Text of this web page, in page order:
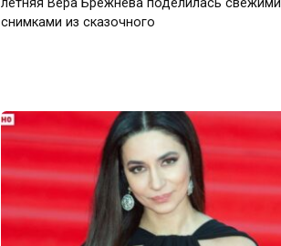
летняя Вера Брежнева поделилась свежими
снимками из сказочного